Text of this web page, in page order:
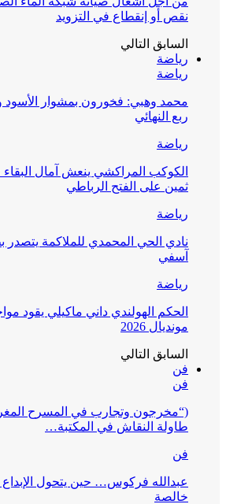
نقص أو إنقطاع في التزويد
السابق التالي
رياضة
رياضة
محمد وهبي: فخورون بمشوار الأسود
ربع النهائي
رياضة
الكوكب المراكشي ينعش آمال البقاء
ثمين على الفتح الرباطي
رياضة
نادي الحي المحمدي للملاكمة
آسفي
رياضة
الحكم الهولندي داني ماكيلي يقود
مونديال 2026
السابق التالي
فن
فن
(“مخرجون وتجارب في المسرح
طاولة النقاش في المكتبة…
فن
عبدالله فركوس… حين يتحول
خالصة